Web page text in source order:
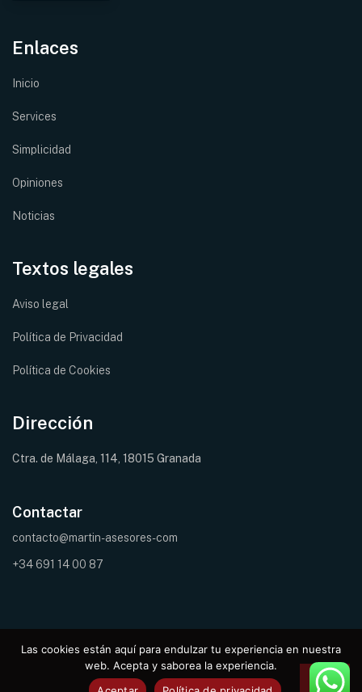
Enlaces
Inicio
Services
Simplicidad
Opiniones
Noticias
Textos legales
Aviso legal
Política de Privacidad
Política de Cookies
Dirección
Ctra. de Málaga, 114, 18015 Granada
Contactar
contacto@martin-asesores-com
+34 691 14 00 87
© Copyright – Martin Asesores Granada | Desarrollado por Lienzzo ®
Las cookies están aquí para endulzar tu experiencia en nuestra
web. Acepta y saborea la experiencia.